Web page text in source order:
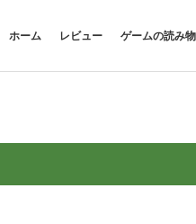
ホーム レビュー ゲームの読み物